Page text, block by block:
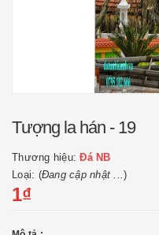
Tượng la hán - 19
Thương hiệu:Đá NB
Loại: (Đang cập nhật ...)
1₫